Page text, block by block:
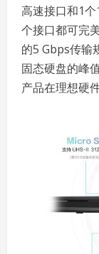
高速接口和1
个接口都可完
的5 Gbps传输
固态硬盘的峰
产品在理想硬